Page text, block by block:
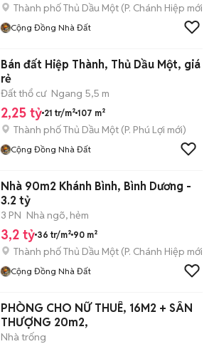
Thành phố Thủ Dầu Một (P. Chánh Hiệp mới)
Cộng Đồng Nhà Đất
Bán đất Hiệp Thành, Thủ Dầu Một, giá
rẻ
Đất thổ cư Ngang 5,5 m
2,25 tỷ 21 tr/m² 107 m²
Thành phố Thủ Dầu Một (P. Phú Lợi mới)
Cộng Đồng Nhà Đất
Nhà 90m2 Khánh Bình, Bình Dương -
3.2 tỷ
3 PN Nhà ngõ, hẻm
3,2 tỷ 36 tr/m² 90 m²
Thành phố Thủ Dầu Một (P. Chánh Hiệp mới)
Cộng Đồng Nhà Đất
PHÒNG CHO NỮ THUÊ, 16M2 + SÂN
THƯỢNG 20m2,
Nhà trống